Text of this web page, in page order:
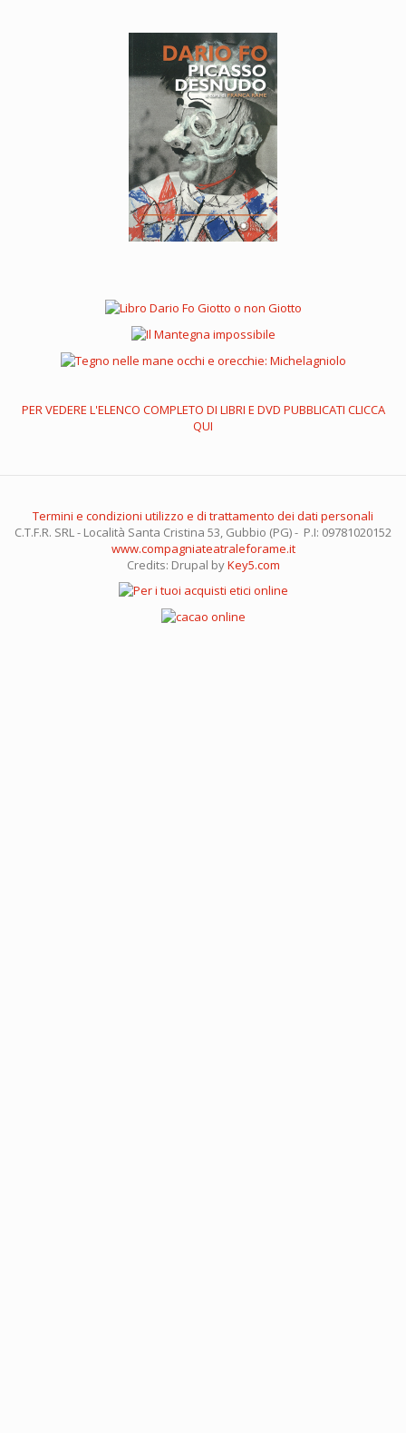
PER VEDERE L'ELENCO COMPLETO DI LIBRI E DVD PUBBLICATI CLICCA
QUI
Termini e condizioni utilizzo e di trattamento dei dati personali
C.T.F.R. SRL - Località Santa Cristina 53, Gubbio (PG) - P.I: 09781020152
www.compagniateatraleforame.it
Credits: Drupal byKey5.com